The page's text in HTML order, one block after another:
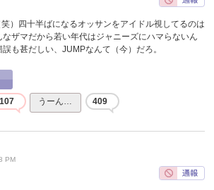
）四十半ばになるオッサンをアイドル視してるのは
ザマだから若い年代はジャニーズにハマらないん
も甚だしい、JUMPなんて（今）だろ。
107 うーん… 409
PM